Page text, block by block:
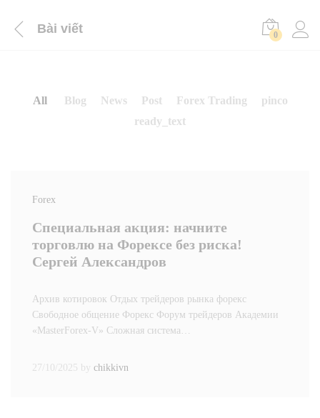
Bài viết 0
All Blog News Post Forex Trading
pinco
ready_text
Forex
Специальная акция: начните
торговлю на Форексе без риска!
Сергей Александров
Архив котировок Отдых трейдеров рынка форекс
Свободное общение Форекс Форум трейдеров Академии
«MasterForex-V» Сложная система…
27/10/2025 by chikkivn